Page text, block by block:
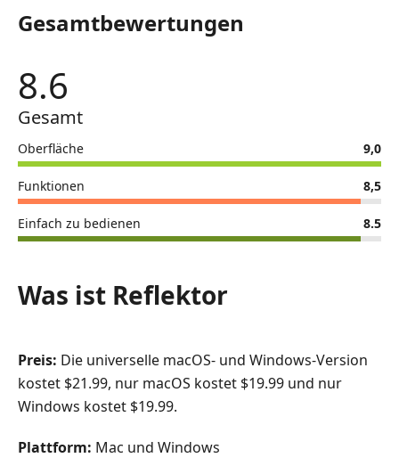
Gesamtbewertungen
8.6
Gesamt
Oberfläche 9,0
Funktionen 8,5
Einfach zu bedienen 8.5
Was ist Reflektor
Preis: Die universelle macOS‑ und Windows‑Version
kostet $21.99, nur macOS kostet $19.99 und nur
Windows kostet $19.99.
Plattform: Mac und Windows